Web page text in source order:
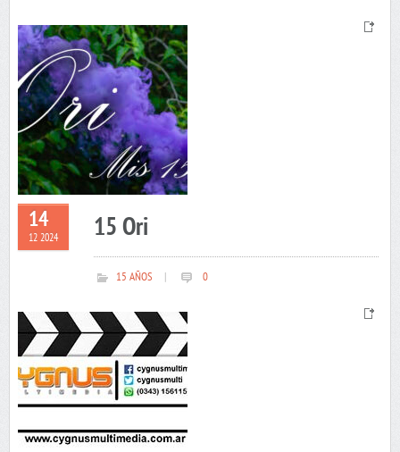
14
12 2024 15 Ori
15 AÑOS 0